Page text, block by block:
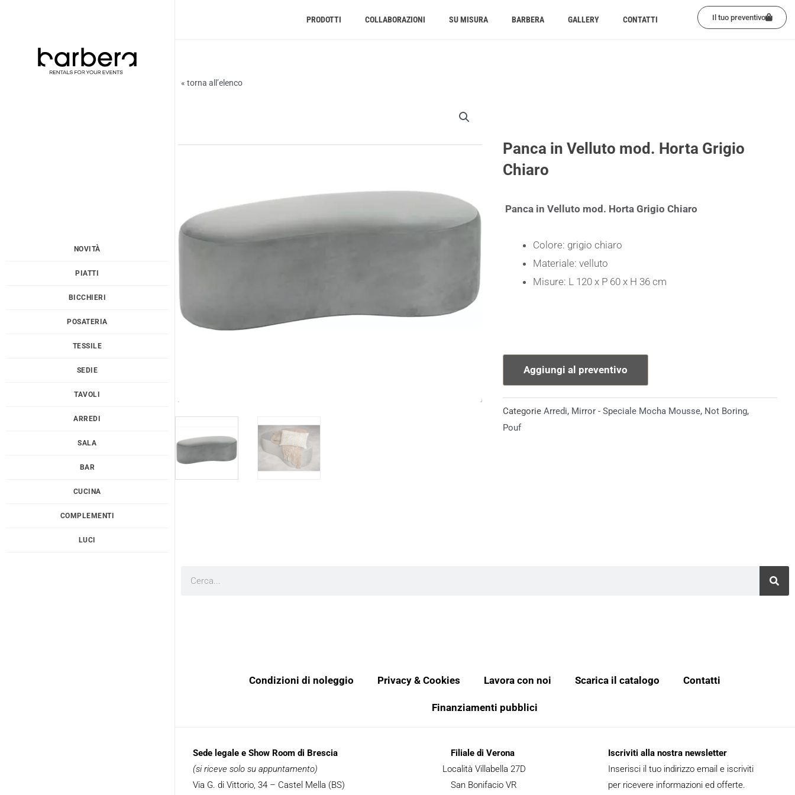
contenuto
NOVITÀ
PIATTI
BICCHIERI
POSATERIA
TESSILE
SEDIE
TAVOLI
ARREDI
SALA
BAR
CUCINA
COMPLEMENTI
LUCI
PRODOTTI COLLABORAZIONI SU MISURA BARBERA GALLERY CONTATTI Il tuo preventivo
« torna all’elenco
Panca in Velluto mod. Horta Grigio
Chiaro
Panca in Velluto mod. Horta Grigio Chiaro
Colore: grigio chiaro
Materiale: velluto
Misure: L 120 x P 60 x H 36 cm
Aggiungi al preventivo
Categorie Arredi, Mirror - Speciale Mocha Mousse, Not Boring,
Pouf
Cerca
Condizioni di noleggio Privacy & Cookies Lavora con noi Scarica il catalogo Contatti
Finanziamenti pubblici
Sede legale e Show Room di Brescia
(si riceve solo su appuntamento)
Via G. di Vittorio, 34 – Castel Mella (BS)
Filiale di Verona
Località Villabella 27D
San Bonifacio VR
Iscriviti alla nostra newsletter
Inserisci il tuo indirizzo email e iscriviti
per ricevere informazioni ed offerte.